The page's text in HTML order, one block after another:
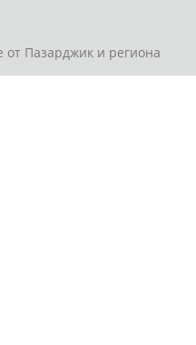
Пазарджик и региона